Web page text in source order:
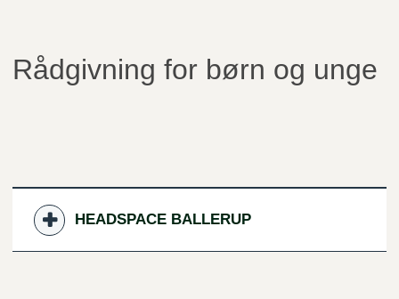
Rådgivning for børn og unge
HEADSPACE BALLERUP